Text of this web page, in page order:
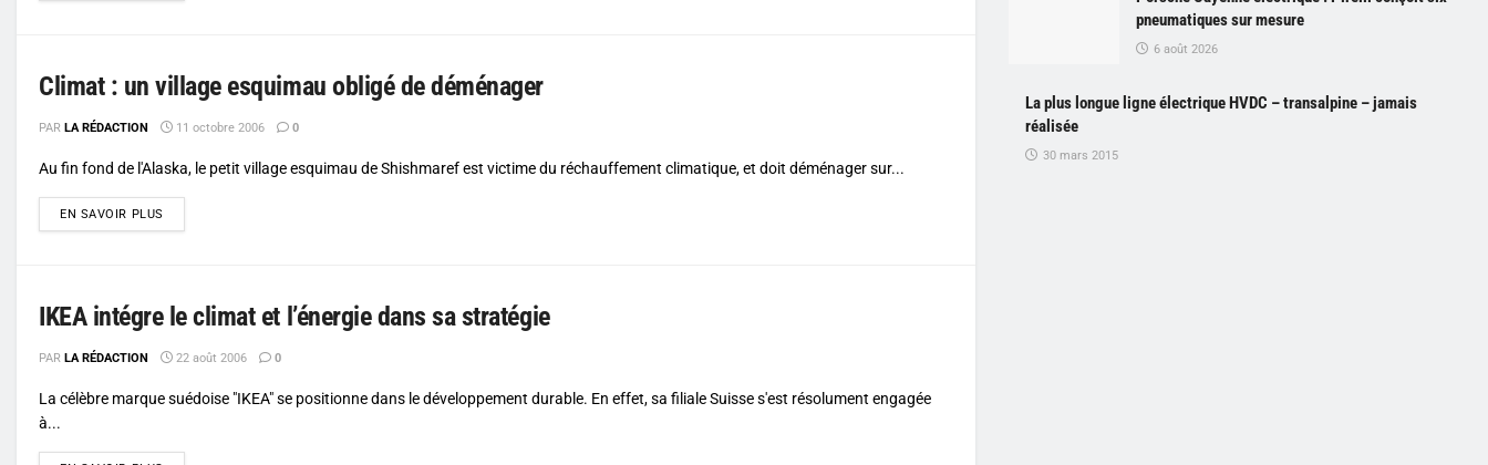
Climat : un village esquimau obligé de déménager
PAR LA RÉDACTION 11 octobre 2006 0
Au fin fond de l'Alaska, le petit village esquimau de Shishmaref est victime du réchauffement climatique, et doit déménager sur...
EN SAVOIR PLUS
IKEA intégre le climat et l’énergie dans sa stratégie
PAR LA RÉDACTION 22 août 2006 0
La célèbre marque suédoise "IKEA" se positionne dans le développement durable. En effet, sa filiale Suisse s'est résolument engagée
à...
pneumatiques sur mesure
6 août 2026
La plus longue ligne électrique HVDC – transalpine – jamais
réalisée
30 mars 2015